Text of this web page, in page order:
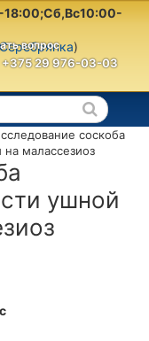
18:00;Сб,Вс10:00-
Серебрянка)
вопрос
+375 29 976-03-03
соскоба
малассезиоз
ушной